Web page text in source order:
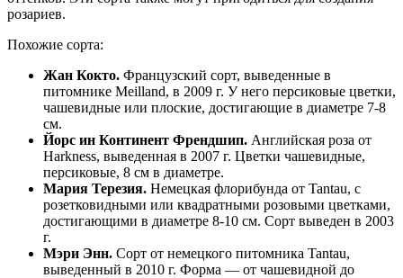
розариев.
Похожие сорта:
Жан Кокто. Французский сорт, выведенные в
питомнике Meilland, в 2009 г. У него персиковые цветки,
чашевидные или плоские, достигающие в диаметре 7-8
см.
Йорс ин Континент Френдшип. Английская роза от
Harkness, выведенная в 2007 г. Цветки чашевидные,
персиковые, 8 см в диаметре.
Мария Терезия. Немецкая флорибунда от Tantau, с
розетковидными или квадратными розовыми цветками,
достигающими в диаметре 8-10 см. Сорт выведен в 2003
г.
Мэри Энн. Сорт от немецкого питомника Tantau,
выведенный в 2010 г. Форма — от чашевидной до